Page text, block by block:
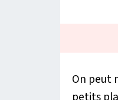
On peut